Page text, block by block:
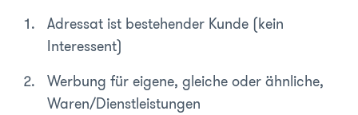
Adressat ist bestehender Kunde (kein
Interessent)
Werbung für eigene, gleiche oder ähnliche,
Waren/Dienstleistungen